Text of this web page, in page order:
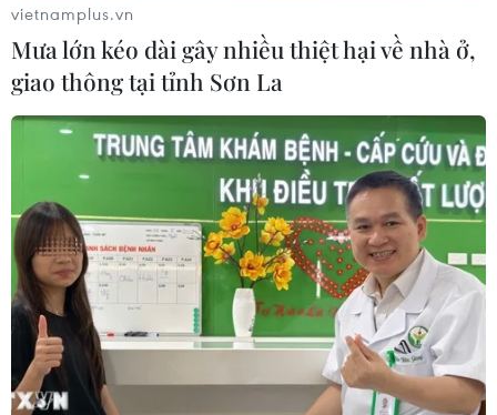
TIN CÙNG CHUYÊN MỤC
vietnamplus.vn
Mưa lớn kéo dài gây nhiều thiệt hại về nhà ở,
giao thông tại tỉnh Sơn La